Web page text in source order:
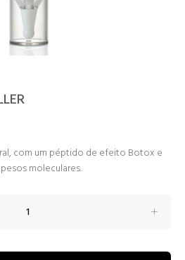
com um péptido de efeito Botox e
moleculares.